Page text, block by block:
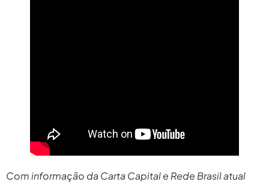
Com informação da Carta Capital e Rede Brasil atual